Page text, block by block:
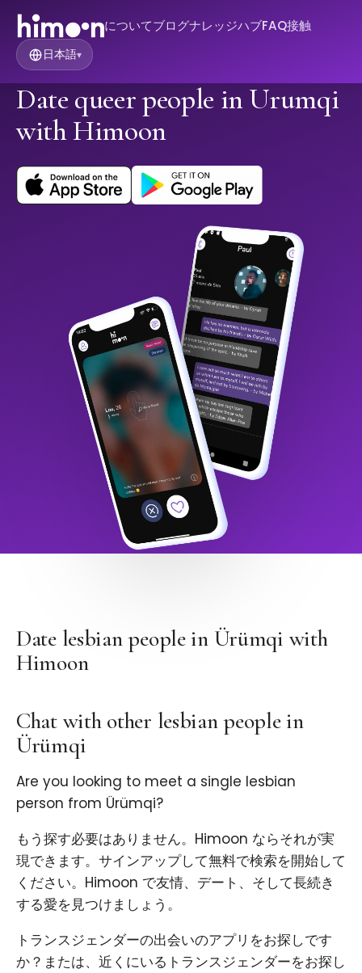
についてブログナレッジハブFAQ接触
日本語▾
Date queer people in Urumqi
with Himoon
Date lesbian people in Ürümqi with
Himoon
Chat with other lesbian people in
Ürümqi
Are you looking to meet a single lesbian
person from Ürümqi?
もう探す必要はありません。Himoon ならそれが実
現できます。サインアップして無料で検索を開始して
ください。Himoon で友情、デート、そして長続き
する愛を見つけましょう。
トランスジェンダーの出会いのアプリをお探しです
か？または、近くにいるトランスジェンダーをお探し